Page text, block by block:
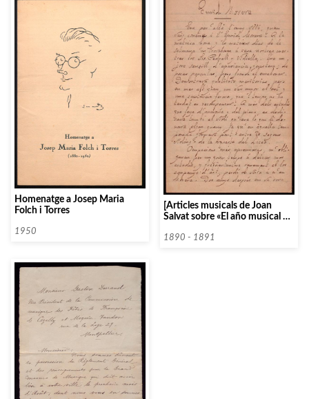
Homenatge a Josep Maria
Folch i Torres
1950
[Articles musicals de Joan
Salvat sobre «El año musical en
1890 - 1891